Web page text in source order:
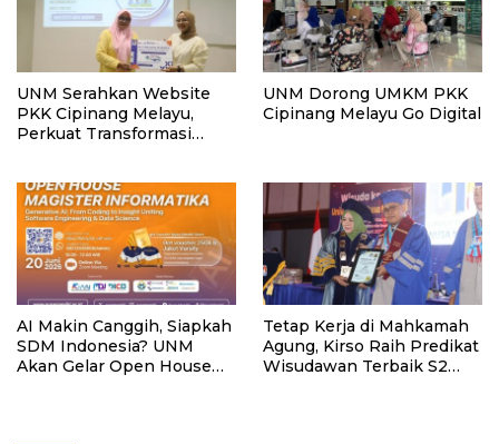
UNM Serahkan Website
PKK Cipinang Melayu,
Perkuat Transformasi
UNM Dorong UMKM PKK
Cipinang Melayu Go Digital
AI Makin Canggih, Siapkah
SDM Indonesia? UNM
Akan Gelar Open House
Tetap Kerja di Mahkamah
Agung, Kirso Raih Predikat
Wisudawan Terbaik S2